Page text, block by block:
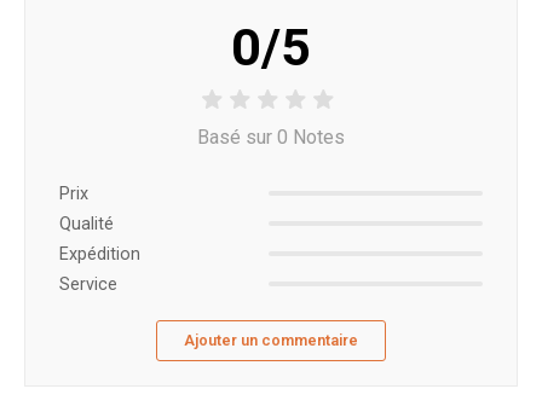
0/5
Basé sur 0 Notes
Prix ​​
Qualité
Expédition
Service
Ajouter un commentaire